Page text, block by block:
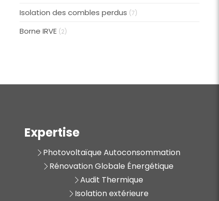
Isolation des combles perdus (7)
Borne IRVE (2)
Expertise
Photovoltaïque Autoconsommation
Rénovation Globale Énergétique
Audit Thermique
Isolation extérieure